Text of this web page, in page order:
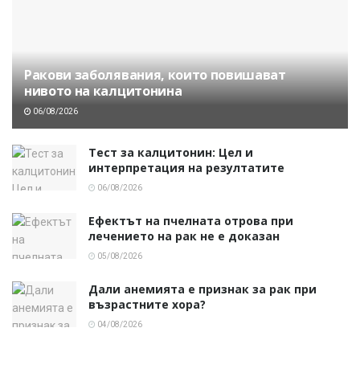
Ракови заболявания, които повишават
нивото на калцитонина
06/08/2026
Тест за калцитонин: Цел и
интерпретация на резултатите
06/08/2026
Ефектът на пчелната отрова при
лечението на рак не е доказан
05/08/2026
Дали анемията е признак за рак при
възрастните хора?
04/08/2026